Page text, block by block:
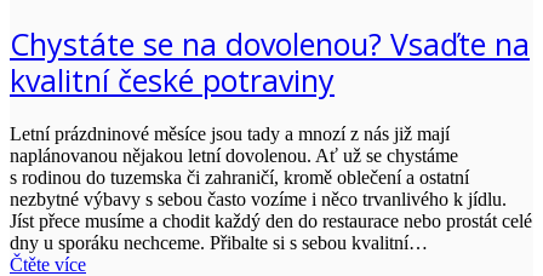
Chystáte se na dovolenou? Vsaďte na
kvalitní české potraviny
Letní prázdninové měsíce jsou tady a mnozí z nás již mají
naplánovanou nějakou letní dovolenou. Ať už se chystáme
s rodinou do tuzemska či zahraničí, kromě oblečení a ostatní
nezbytné výbavy s sebou často vozíme i něco trvanlivého k jídlu.
Jíst přece musíme a chodit každý den do restaurace nebo prostát celé
dny u sporáku nechceme. Přibalte si s sebou kvalitní…
Čtěte více